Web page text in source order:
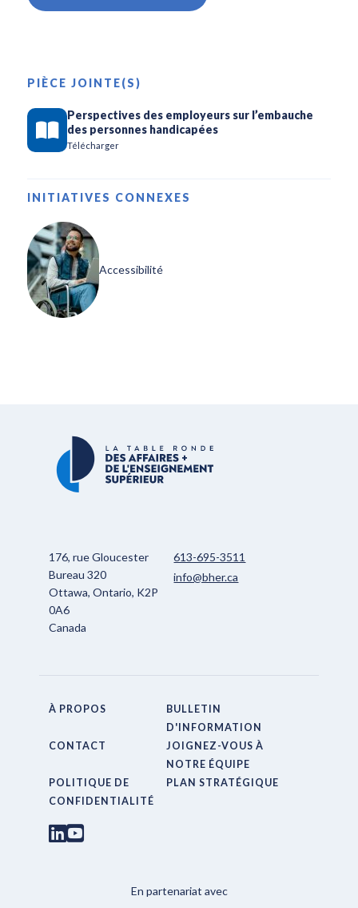
PIÈCE JOINTE(S)
Perspectives des employeurs sur l’embauche
des personnes handicapées
Télécharger
INITIATIVES CONNEXES
Accessibilité
176, rue Gloucester
Bureau 320
Ottawa, Ontario, K2P
0A6
Canada
613-695-3511
info@bher.ca
À PROPOS
BULLETIN
D'INFORMATION
CONTACT
JOIGNEZ-VOUS À
NOTRE ÉQUIPE
POLITIQUE DE
CONFIDENTIALITÉ
PLAN STRATÉGIQUE
En partenariat avec